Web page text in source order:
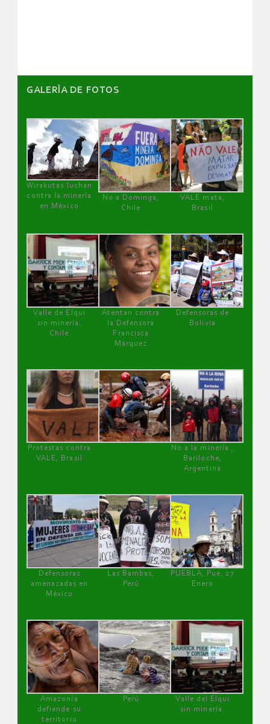
GALERÌA DE FOTOS
Wirakutas luchan
contra la minería
en México
No a Dominga,
Chile
VALE mata,
Brasil
Valle de Elqui
sin minería.
Chile
Atentan contra
la Defensora
Francisca
Márquez
Defensoras de
Bolivia
Protestas contra
VALE, Brasil
No a la minería ,
Bariloche,
Argentina
Defensoras
amenazadas en
México
Las Bambas,
Perú
PUEBLA, Pue, 27
Enero
Amazonía
defiende su
territorio
Perú
Valle del Elqui
sin minería.